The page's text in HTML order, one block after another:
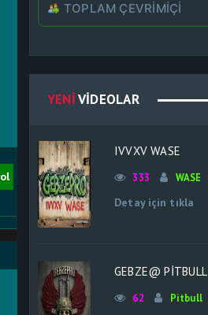
TOPLAM ÇEVRIMIÇI
YENIVIDEOLAR
IVVXV WASE
333 WASE
Detay için tıkla
GEBZE@ PİTBULL
62 Pitbull